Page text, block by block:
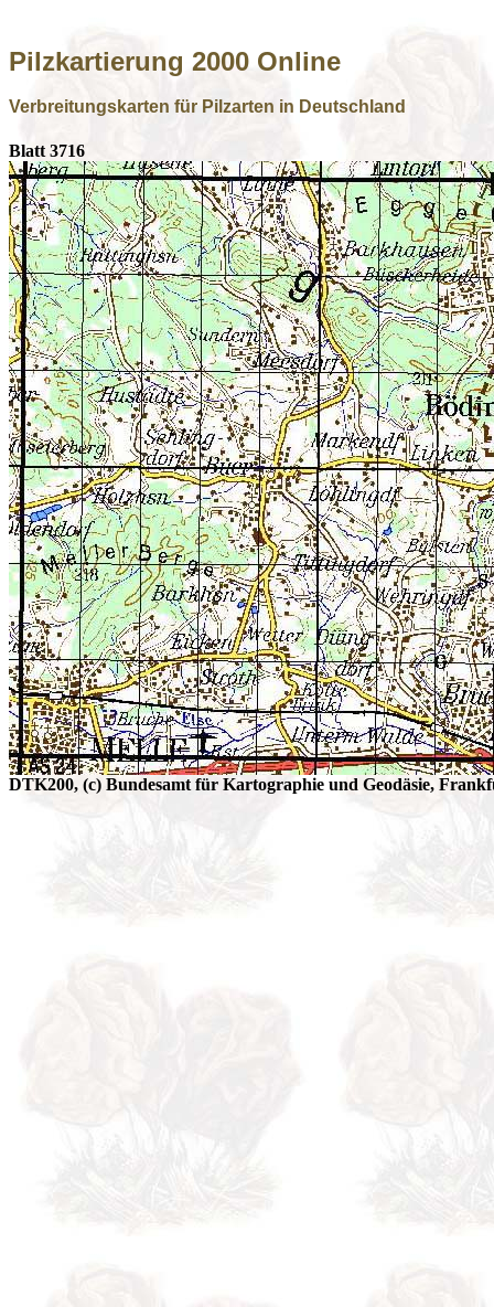
Pilzkartierung 2000 Online
Verbreitungskarten für Pilzarten in Deutschland
Blatt 3716
DTK200, (c) Bundesamt für Kartographie und Geodäsie,